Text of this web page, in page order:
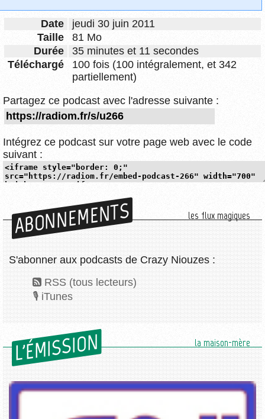
Date
jeudi 30 juin 2011
Taille
81 Mo
Durée
35 minutes et 11 secondes
Téléchargé
100 fois (100 intégralement, et 342
partiellement)
Partagez ce podcast avec l'adresse suivante :
Intégrez ce podcast sur votre page web avec le code
suivant :
ABONNEMENTS les flux magiques
S'abonner aux podcasts de Crazy Niouzes :
RSS (tous lecteurs)
iTunes
L'ÉMISSION la maison-mère